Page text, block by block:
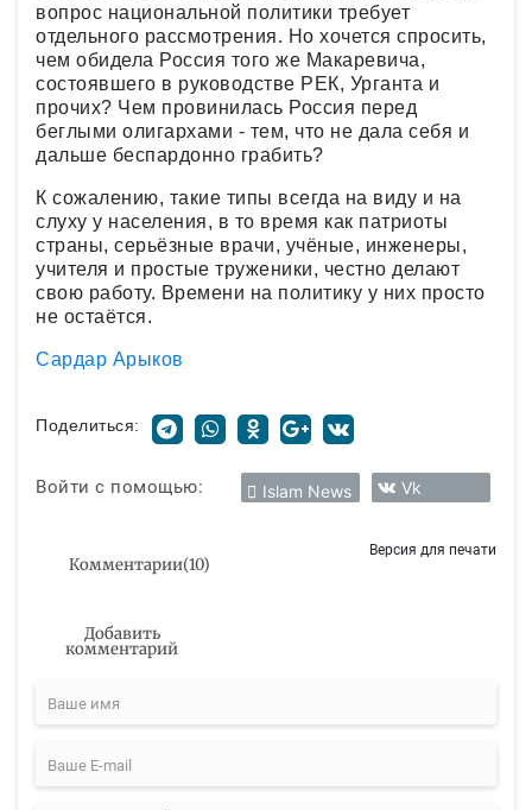
вопрос национальной политики требует
отдельного рассмотрения. Но хочется спросить,
чем обидела Россия того же Макаревича,
состоявшего в руководстве РЕК, Урганта и
прочих? Чем провинилась Россия перед
беглыми олигархами - тем, что не дала себя и
дальше беспардонно грабить?
К сожалению, такие типы всегда на виду и на
слуху у населения, в то время как патриоты
страны, серьёзные врачи, учёные, инженеры,
учителя и простые труженики, честно делают
свою работу. Времени на политику у них просто
не остаётся.
Сардар Арыков
Поделиться:
Войти с помощью: Islam News Vk
Комментарии(10)
Версия для печати
Добавить
комментарий